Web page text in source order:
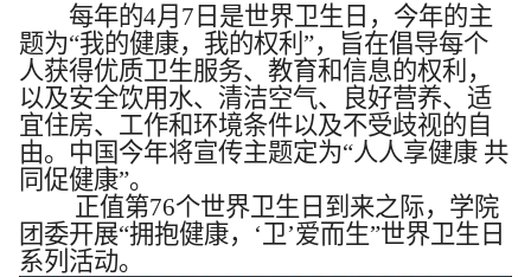
每年的4月7日是世界卫生日，今年的主
题为“我的健康，我的权利”，旨在倡导每个
人获得优质卫生服务、教育和信息的权利，
以及安全饮用水、清洁空气、良好营养、适
宜住房、工作和环境条件以及不受歧视的自
由。中国今年将宣传主题定为“人人享健康 共
同促健康”。
正值第76个世界卫生日到来之际，学院
团委开展“拥抱健康，‘卫’爱而生”世界卫生日
系列活动。